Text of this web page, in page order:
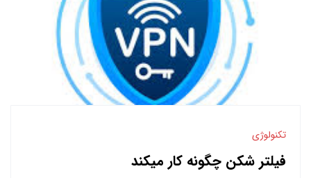
تکنولوژی
فیلتر شکن چگونه کار میکند